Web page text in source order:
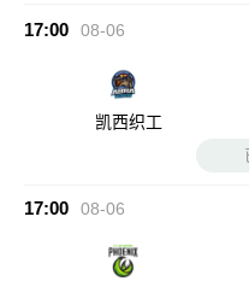
17:00 08-06
凯西织工
17:00 08-06